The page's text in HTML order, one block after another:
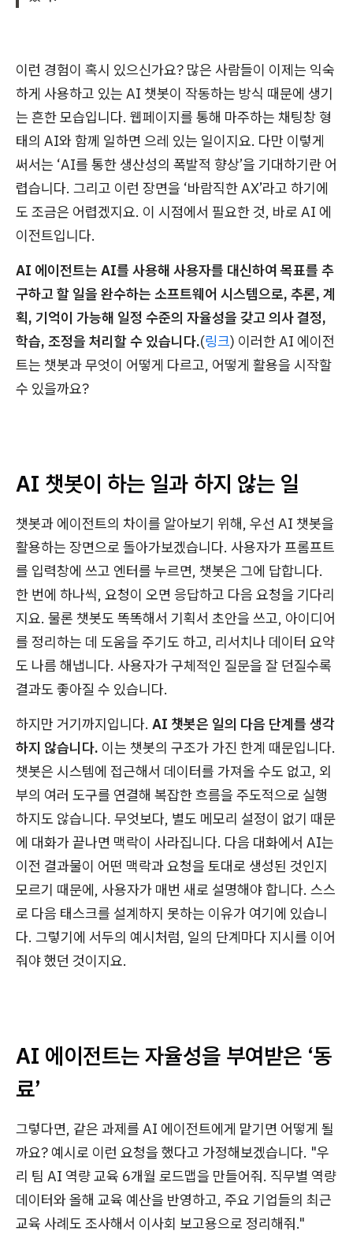
이런 경험이 혹시 있으신가요? 많은 사람들이 이제는 익숙
하게 사용하고 있는 AI 챗봇이 작동하는 방식 때문에 생기
는 흔한 모습입니다. 웹페이지를 통해 마주하는 채팅창 형
태의 AI와 함께 일하면 으레 있는 일이지요. 다만 이렇게
써서는 ‘AI를 통한 생산성의 폭발적 향상’을 기대하기란 어
렵습니다. 그리고 이런 장면을 ‘바람직한 AX’라고 하기에
도 조금은 어렵겠지요. 이 시점에서 필요한 것, 바로 AI 에
이전트입니다.
AI 에이전트는 AI를 사용해 사용자를 대신하여 목표를 추
구하고 할 일을 완수하는 소프트웨어 시스템으로, 추론, 계
획, 기억이 가능해 일정 수준의 자율성을 갖고 의사 결정,
학습, 조정을 처리할 수 있습니다.(링크) 이러한 AI 에이전
트는 챗봇과 무엇이 어떻게 다르고, 어떻게 활용을 시작할
수 있을까요?
AI 챗봇이 하는 일과 하지 않는 일
챗봇과 에이전트의 차이를 알아보기 위해, 우선 AI 챗봇을
활용하는 장면으로 돌아가보겠습니다. 사용자가 프롬프트
를 입력창에 쓰고 엔터를 누르면, 챗봇은 그에 답합니다.
한 번에 하나씩, 요청이 오면 응답하고 다음 요청을 기다리
지요. 물론 챗봇도 똑똑해서 기획서 초안을 쓰고, 아이디어
를 정리하는 데 도움을 주기도 하고, 리서치나 데이터 요약
도 나름 해냅니다. 사용자가 구체적인 질문을 잘 던질수록
결과도 좋아질 수 있습니다.
하지만 거기까지입니다. AI 챗봇은 일의 다음 단계를 생각
하지 않습니다. 이는 챗봇의 구조가 가진 한계 때문입니다.
챗봇은 시스템에 접근해서 데이터를 가져올 수도 없고, 외
부의 여러 도구를 연결해 복잡한 흐름을 주도적으로 실행
하지도 않습니다. 무엇보다, 별도 메모리 설정이 없기 때문
에 대화가 끝나면 맥락이 사라집니다. 다음 대화에서 AI는
이전 결과물이 어떤 맥락과 요청을 토대로 생성된 것인지
모르기 때문에, 사용자가 매번 새로 설명해야 합니다. 스스
로 다음 태스크를 설계하지 못하는 이유가 여기에 있습니
다. 그렇기에 서두의 예시처럼, 일의 단계마다 지시를 이어
줘야 했던 것이지요.
AI 에이전트는 자율성을 부여받은 ‘동
료’
그렇다면, 같은 과제를 AI 에이전트에게 맡기면 어떻게 될
까요? 예시로 이런 요청을 했다고 가정해보겠습니다. "우
리 팀 AI 역량 교육 6개월 로드맵을 만들어줘. 직무별 역량
데이터와 올해 교육 예산을 반영하고, 주요 기업들의 최근
교육 사례도 조사해서 이사회 보고용으로 정리해줘."